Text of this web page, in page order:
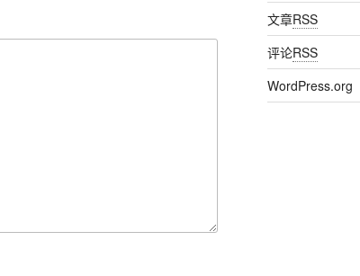
文章RSS
评论RSS
WordPress.org